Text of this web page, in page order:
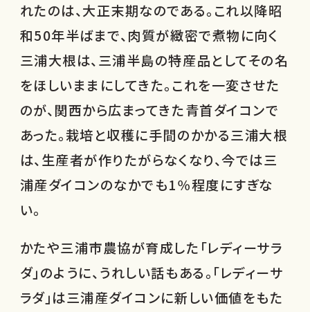
れたのは、大正末期なのである。これ以降昭
和50年半ばまで、肉質が緻密で煮物に向く
三浦大根は、三浦半島の特産品としてその名
をほしいままにしてきた。これを一変させた
のが、関西から広まってきた青首ダイコンで
あった。栽培と収穫に手間のかかる三浦大根
は、生産者が作りたがらなくなり、今では三
浦産ダイコンのなかでも1％程度にすぎな
い。
かたや三浦市農協が育成した「レディーサラ
ダ」のように、うれしい話もある。「レディーサ
ラダ」は三浦産ダイコンに新しい価値をもた